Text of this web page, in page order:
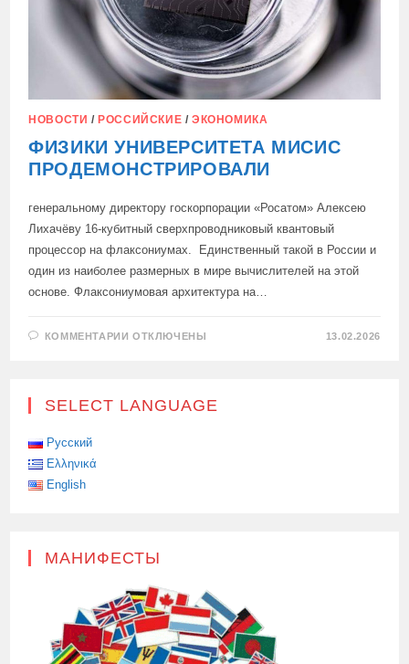
НОВОСТИ /РОССИЙСКИЕ /ЭКОНОМИКА
ФИЗИКИ УНИВЕРСИТЕТА МИСИС
ПРОДЕМОНСТРИРОВАЛИ
генеральному директору госкорпорации «Росатом» Алексею
Лихачёву 16-кубитный сверхпроводниковый квантовый
процессор на флаксониумах. Единственный такой в России и
один из наиболее размерных в мире вычислителей на этой
основе. Флаксониумовая архитектура на…
КОММЕНТАРИИ К
ОТКЛЮЧЕНЫ 13.02.2026
SELECT LANGUAGE
Русский
Ελληνικά
English
МАНИФЕСТЫ